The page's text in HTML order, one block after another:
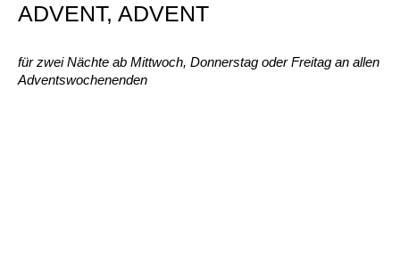
ADVENT, ADVENT
für zwei Nächte ab Mittwoch, Donnerstag oder Freitag an allen
Adventswochenenden